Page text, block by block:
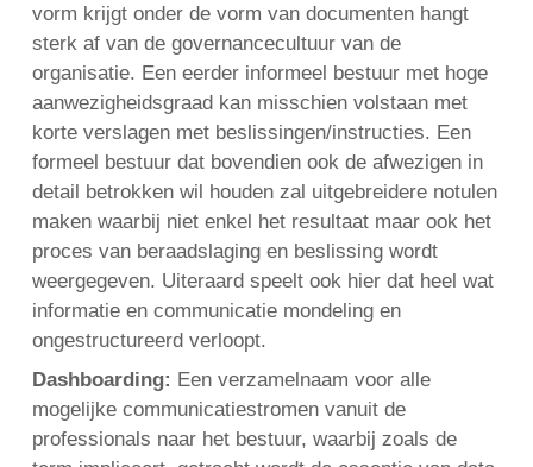
vorm krijgt onder de vorm van documenten hangt
sterk af van de governancecultuur van de
organisatie. Een eerder informeel bestuur met hoge
aanwezigheidsgraad kan misschien volstaan met
korte verslagen met beslissingen/instructies. Een
formeel bestuur dat bovendien ook de afwezigen in
detail betrokken wil houden zal uitgebreidere notulen
maken waarbij niet enkel het resultaat maar ook het
proces van beraadslaging en beslissing wordt
weergegeven. Uiteraard speelt ook hier dat heel wat
informatie en communicatie mondeling en
ongestructureerd verloopt.
Dashboarding: Een verzamelnaam voor alle
mogelijke communicatiestromen vanuit de
professionals naar het bestuur, waarbij zoals de